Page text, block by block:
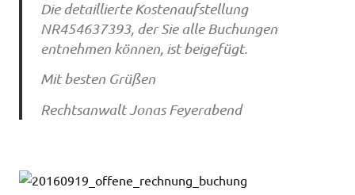
Die detaillierte Kostenaufstellung
NR454637393, der Sie alle Buchungen
entnehmen können, ist beigefügt.
Mit besten Grüßen
Rechtsanwalt Jonas Feyerabend